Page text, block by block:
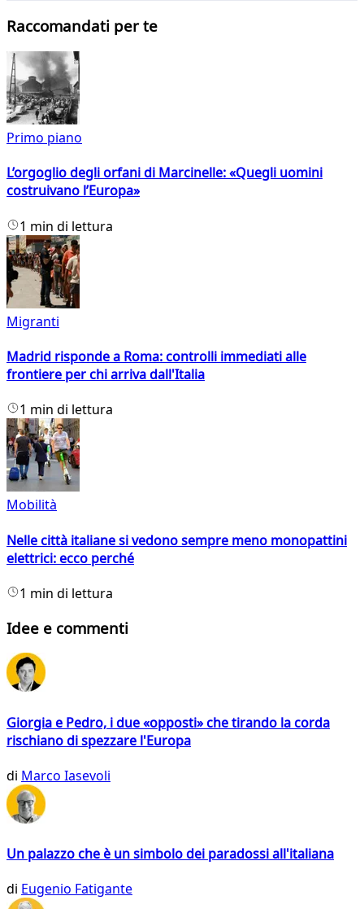
Raccomandati per te
Primo piano
L’orgoglio degli orfani di Marcinelle: «Quegli uomini
costruivano l’Europa»
1 min di lettura
Migranti
Madrid risponde a Roma: controlli immediati alle
frontiere per chi arriva dall'Italia
1 min di lettura
Mobilità
Nelle città italiane si vedono sempre meno monopattini
elettrici: ecco perché
1 min di lettura
Idee e commenti
Giorgia e Pedro, i due «opposti» che tirando la corda
rischiano di spezzare l'Europa
di Marco Iasevoli
Un palazzo che è un simbolo dei paradossi all'italiana
di Eugenio Fatigante